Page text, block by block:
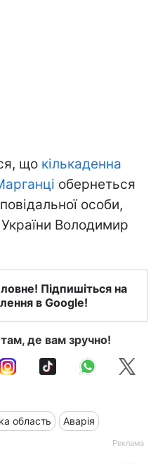
що кількаденна
обернеться
особи,
Володимир
Підпишіться на
в Google!
де вам зручно!
область Аварія